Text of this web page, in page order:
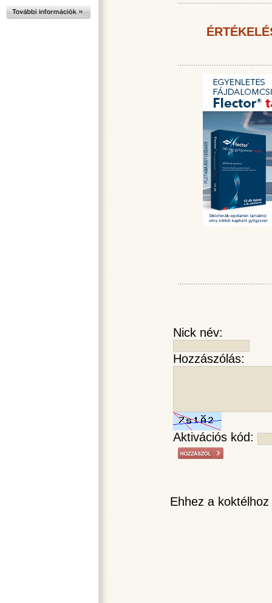
Nick név:
Hozzászólás:
Aktivációs kód:
Ehhez a